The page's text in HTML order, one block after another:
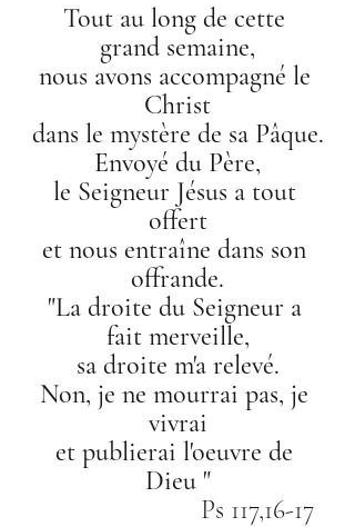
Tout au long de cette
grand semaine,
nous avons accompagné le
Christ
dans le mystère de sa Pâque.
Envoyé du Père,
le Seigneur Jésus a tout
offert
et nous entraîne dans son
offrande.
"La droite du Seigneur a
fait merveille,
sa droite m'a relevé.
Non, je ne mourrai pas, je
vivrai
et publierai l'oeuvre de
Dieu "
Ps 117,16-17